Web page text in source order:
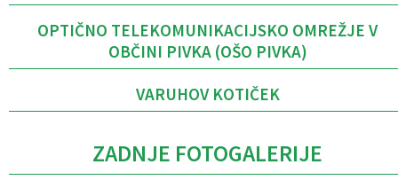
OPTIČNO TELEKOMUNIKACIJSKO OMREŽJE V
OBČINI PIVKA (OŠO PIVKA)
VARUHOV KOTIČEK
ZADNJE FOTOGALERIJE